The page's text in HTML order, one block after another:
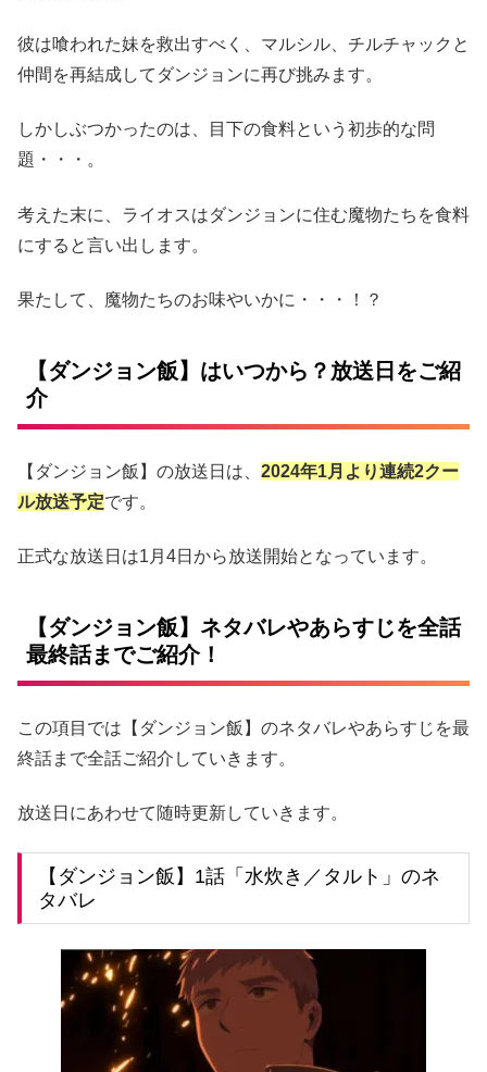
彼は喰われた妹を救出すべく、マルシル、チルチャックと
仲間を再結成してダンジョンに再び挑みます。
しかしぶつかったのは、目下の食料という初歩的な問
題・・・。
考えた末に、ライオスはダンジョンに住む魔物たちを食料
にすると言い出します。
果たして、魔物たちのお味やいかに・・・！？
【ダンジョン飯】はいつから？放送日をご紹
介
【ダンジョン飯】の放送日は、 2024年1月より連続2クー
ル放送予定です。
正式な放送日は1月4日から放送開始となっています。
【ダンジョン飯】ネタバレやあらすじを全話
最終話までご紹介！
この項目では【ダンジョン飯】のネタバレやあらすじを最
終話まで全話ご紹介していきます。
放送日にあわせて随時更新していきます。
【ダンジョン飯】1話「水炊き／タルト」のネ
タバレ